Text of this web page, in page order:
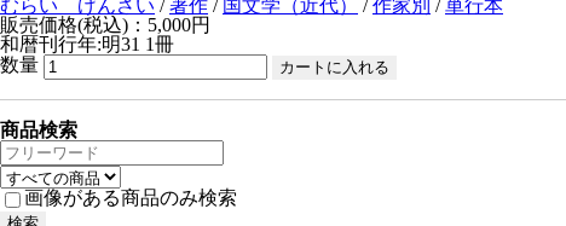
むらい げんさい /著作 / 国文学（近代） /作家別 /単行本
販売価格(税込)：5,000円
和暦刊行年:明31 1冊
数量
商品検索
画像がある商品のみ検索